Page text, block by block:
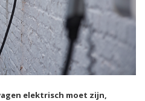
elektrisch moet zijn,